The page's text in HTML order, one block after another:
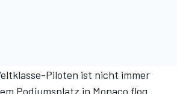
Piloten ist nicht immer
Podiumsplatz in Monaco flog